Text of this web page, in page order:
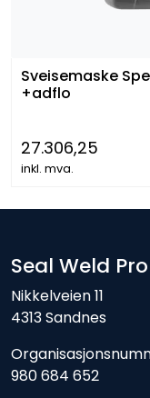
Sveisemaske
+adflo
27.306,25
inkl. mva.
Seal Weld
Nikkelveien 11
4313 Sandnes
980 684 652